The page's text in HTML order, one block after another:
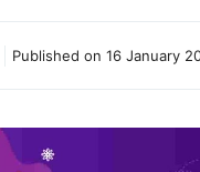
Published on 16 January